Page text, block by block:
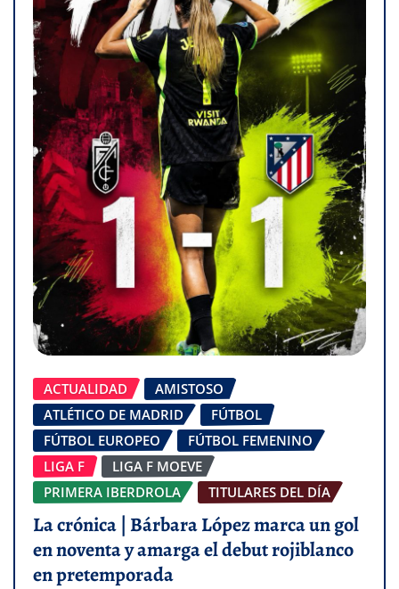
ACTUALIDAD
AMISTOSO
ATLÉTICO DE MADRID
FÚTBOL
FÚTBOL EUROPEO
FÚTBOL FEMENINO
LIGA F
LIGA F MOEVE
PRIMERA IBERDROLA
TITULARES DEL DÍA
La crónica | Bárbara López marca un gol
en noventa y amarga el debut rojiblanco
en pretemporada